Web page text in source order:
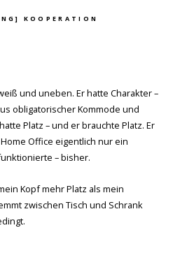
KOOPERATION
und uneben. Er hatte Charakter –
obligatorischer Kommode und
Platz – und er brauchte Platz. Er
Office eigentlich nur ein
– bisher.
Kopf mehr Platz als mein
zwischen Tisch und Schrank